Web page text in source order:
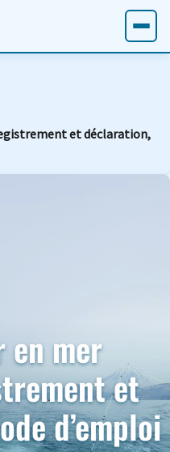
et déclaration,
en mer
et
d’emploi